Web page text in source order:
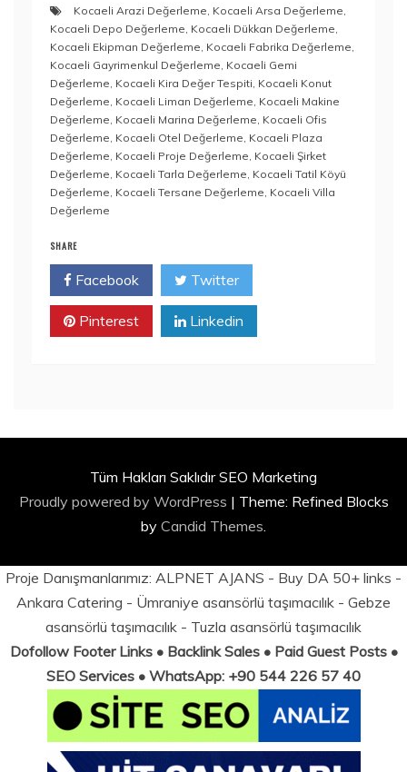
Kocaeli Arazi Değerleme, Kocaeli Arsa Değerleme,
Kocaeli Depo Değerleme, Kocaeli Dükkan Değerleme,
Kocaeli Ekipman Değerleme, Kocaeli Fabrika Değerleme,
Kocaeli Gayrimenkul Değerleme, Kocaeli Gemi
Değerleme, Kocaeli Kira Değer Tespiti, Kocaeli Konut
Değerleme, Kocaeli Liman Değerleme, Kocaeli Makine
Değerleme, Kocaeli Marina Değerleme, Kocaeli Ofis
Değerleme, Kocaeli Otel Değerleme, Kocaeli Plaza
Değerleme, Kocaeli Proje Değerleme, Kocaeli Şirket
Değerleme, Kocaeli Tarla Değerleme, Kocaeli Tatil Köyü
Değerleme, Kocaeli Tersane Değerleme, Kocaeli Villa
Değerleme
SHARE
Facebook Twitter
Pinterest Linkedin
Tüm Hakları Saklıdır SEO Marketing
Proudly powered by WordPress | Theme: Refined Blocks
by Candid Themes.
Proje Danışmanlarımız: ALPNET AJANS - Buy DA 50+ links -
Ankara Catering - Ümraniye asansörlü taşımacılık - Gebze
asansörlü taşımacılık - Tuzla asansörlü taşımacılık
Dofollow Footer Links • Backlink Sales • Paid Guest Posts •
SEO Services • WhatsApp: +90 544 226 57 40